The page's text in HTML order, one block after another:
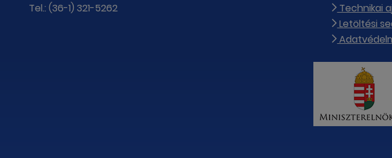
Tel.: (36-1) 321-5262
Technikai
Letöltési